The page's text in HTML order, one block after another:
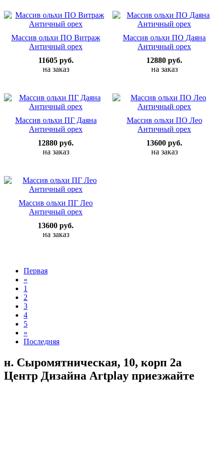
Массив ольхи ПО Витраж
Античный орех
11605 руб.
на заказ
Массив ольхи ПО Даяна
Античный орех
12880 руб.
на заказ
Массив ольхи ПГ Даяна
Античный орех
12880 руб.
на заказ
Массив ольхи ПО Лео
Античный орех
13600 руб.
на заказ
Массив ольхи ПГ Лео
Античный орех
13600 руб.
на заказ
Первая
«
1
2
3
4
5
»
Последняя
н. Сыромятническая, 10, корп 2а
Центр Дизайна Artplay приезжайте